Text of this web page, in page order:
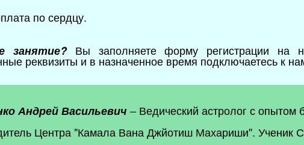
по сердцу.
занятие?Вы заполняете форму регистрации на
реквизиты и в назначенное время подключаетесь к
Андрей Васильевич – Ведический астролог с опытом
Центра "Камала Вана Джйотиш Махариши". Ученик